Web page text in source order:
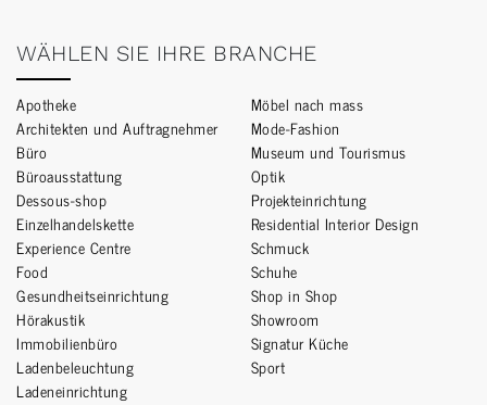
WÄHLEN SIE IHRE BRANCHE
Apotheke
Architekten und Auftragnehmer
Büro
Büroausstattung
Dessous-shop
Einzelhandelskette
Experience Centre
Food
Gesundheitseinrichtung
Hörakustik
Immobilienbüro
Ladenbeleuchtung
Ladeneinrichtung
Möbel nach mass
Mode-Fashion
Museum und Tourismus
Optik
Projekteinrichtung
Residential Interior Design
Schmuck
Schuhe
Shop in Shop
Showroom
Signatur Küche
Sport